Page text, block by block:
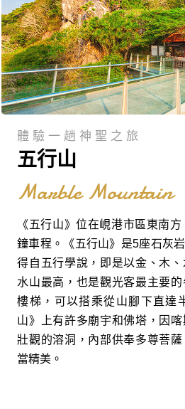
體驗一趟神聖之旅
五行山
Marble Mountain
《五行山》位在峴港市區東南
鐘車程。《五行山》是5座石灰
得自五行學說，即是以金、木
水山最高，也是觀光客最主要
樓梯，可以搭乘從山腳下直達
山》上有許多廟宇和佛塔，因
壯觀的溶洞，內部供奉多尊菩
當精美。